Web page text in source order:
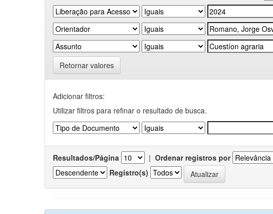
Retornar valores
Adicionar filtros:
Utilizar filtros para refinar o resultado de busca.
Resultados/Página | Ordenar registros por
Registro(s)